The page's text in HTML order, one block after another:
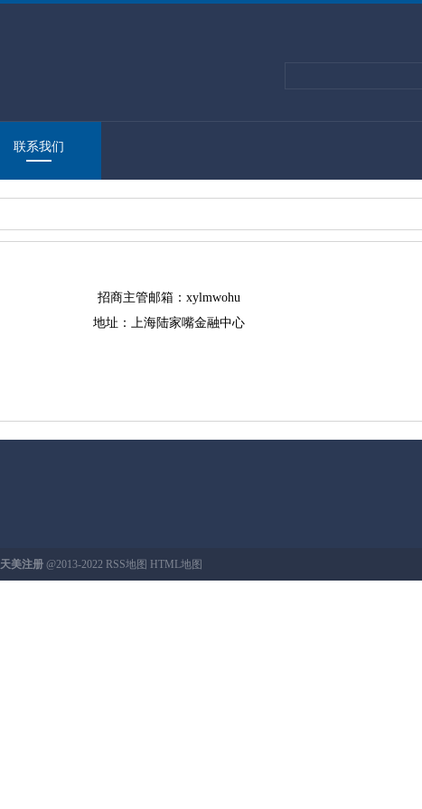
联系我们
招商主管邮箱：xylmwohu
地址：上海陆家嘴金融中心
天美注册 @2013-2022 RSS地图 HTML地图